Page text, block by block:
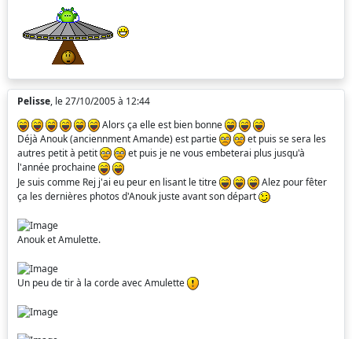
Pelisse, le 27/10/2005 à 12:44
Alors ça elle est bien bonne
Déjà Anouk (anciennment Amande) est partie
et puis se sera les
autres petit à petit
et puis je ne vous embeterai plus jusqu'à
l'année prochaine
Je suis comme Rej j'ai eu peur en lisant le titre
Alez pour fêter
ça les dernières photos d'Anouk juste avant son départ
Anouk et Amulette.
Un peu de tir à la corde avec Amulette